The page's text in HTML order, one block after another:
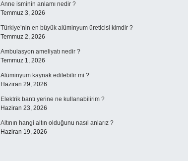
Anne isminin anlamı nedir ?
Temmuz 3, 2026
Türkiye’nin en büyük alüminyum üreticisi kimdir ?
Temmuz 2, 2026
Ambulasyon ameliyatı nedir ?
Temmuz 1, 2026
Alüminyum kaynak edilebilir mi ?
Haziran 29, 2026
Elektrik bantı yerine ne kullanabilirim ?
Haziran 23, 2026
Altının hangi altın olduğunu nasıl anlarız ?
Haziran 19, 2026